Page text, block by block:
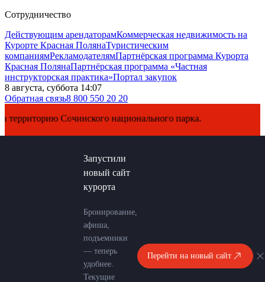
Сотрудничество
Действующим арендаторамКоммерческая недвижимость на
Курорте Красная ПолянаТуристическим
компаниямРекламодателямПартнёрская программа Курорта
Красная ПолянаПартнёрская программа «Частная
инструкторская практика»Портал закупок
8 августа, суббота 14:07
Обратная связь8 800 550 20 20
Сочинского национального парка.
Запустили
новый сайт
курорта
Бронирование,
афиша,
подъемники
— теперь
удобнее.
Текущие
Перейти на новый сайт